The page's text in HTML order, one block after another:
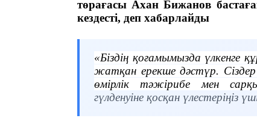
төрағасы Ахан Бижанов
кездесті, деп хабарлайды
«Біздің қоғамымызда үлкенге
жатқан ерекше дәстүр.
өмірлік тәжірибе мен
гүлденуіне қосқан үлестеріңіз